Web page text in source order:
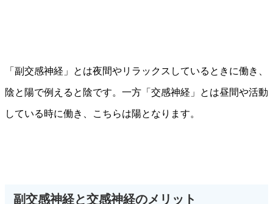
「副交感神経」とは夜間やリラックスしているときに働き、
陰と陽で例えると陰です。一方「交感神経」とは昼間や活動
している時に働き、こちらは陽となります。
副交感神経と交感神経のメリット